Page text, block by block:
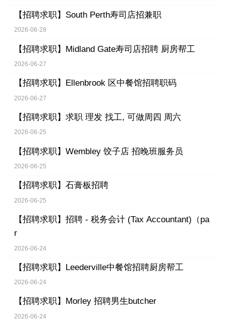
【招聘求职】 South Perth寿司店招兼职
2026-06-28
【招聘求职】 Midland Gate寿司店招聘 厨房帮工
2026-06-27
【招聘求职】 Ellenbrook 区中餐馆招聘职码
2026-06-27
【招聘求职】 求职 理发 找工, 可做周四 周六
2026-06-25
【招聘求职】 Wembley 饺子店 招晚班服务员
2026-06-25
【招聘求职】 石膏板招聘
2026-06-25
【招聘求职】 招聘 - 税务会计 (Tax Accountant)（pa
r
2026-06-24
【招聘求职】 Leederville中餐馆招聘厨房帮工
2026-06-24
【招聘求职】 Morley 招聘男生butcher
2026-06-24